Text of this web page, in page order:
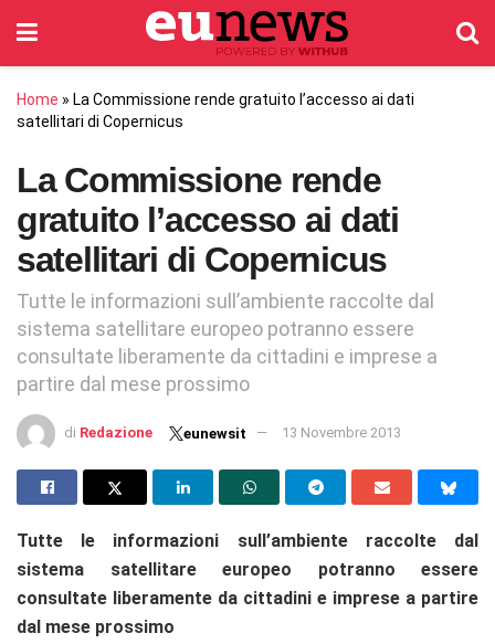
Home » La Commissione rende gratuito l’accesso ai dati
satellitari di Copernicus
La Commissione rende
gratuito l’accesso ai dati
satellitari di Copernicus
Tutte le informazioni sull’ambiente raccolte dal
sistema satellitare europeo potranno essere
consultate liberamente da cittadini e imprese a
partire dal mese prossimo
di Redazione eunewsit 13 Novembre 2013
Tutte le informazioni sull’ambiente raccolte dal
sistema satellitare europeo potranno essere
consultate liberamente da cittadini e imprese a partire
dal mese prossimo